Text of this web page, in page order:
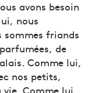
avons besoin
nous
sommes friands
de
Comme lui,
nos petits,